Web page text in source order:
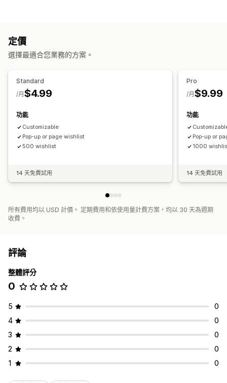
定價
選擇最適合您業務的方案。
Standard
$4.99
/月
功能
Customizable
Pop-up or page wishlist
500 wishlist
14 天免費試用
Pro
$9.99
/月
功能
Pop-up or
1000
14 天免費試用
所有費用均以 USD 計價。 定期費用和依使用量計費方案，均以 30 天為週期
收費。
評論
整體評分
0
5
0
4
0
3
0
2
0
1
0